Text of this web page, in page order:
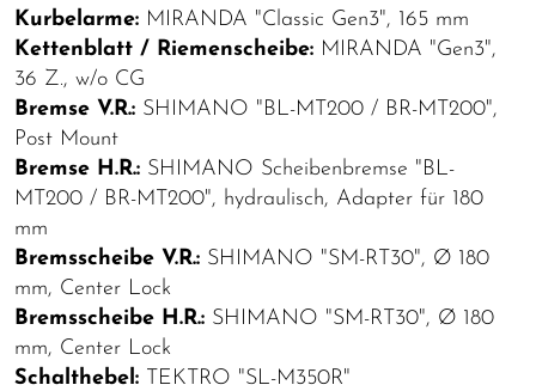
Kurbelarme: MIRANDA "Classic Gen3", 165 mm
Kettenblatt / Riemenscheibe: MIRANDA "Gen3",
36 Z., w/o CG
Bremse V.R.: SHIMANO "BL-MT200 / BR-MT200",
Post Mount
Bremse H.R.: SHIMANO Scheibenbremse "BL-
MT200 / BR-MT200", hydraulisch, Adapter für 180
mm
Bremsscheibe V.R.: SHIMANO "SM-RT30", Ø 180
mm, Center Lock
Bremsscheibe H.R.: SHIMANO "SM-RT30", Ø 180
mm, Center Lock
Schalthebel: TEKTRO "SL-M350R"